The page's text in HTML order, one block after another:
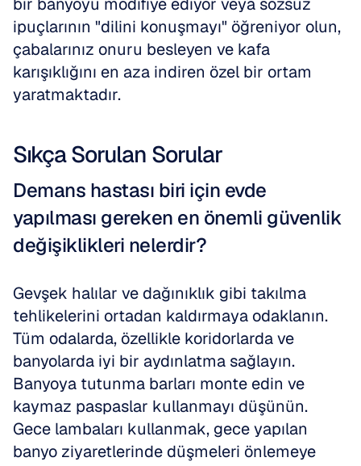
ipuçlarının "dilini konuşmayı" öğreniyor olun,
çabalarınız onuru besleyen ve kafa
karışıklığını en aza indiren özel bir ortam
yaratmaktadır.
Sıkça Sorulan Sorular
Demans hastası biri için evde
yapılması gereken en önemli güvenlik
değişiklikleri nelerdir?
Gevşek halılar ve dağınıklık gibi takılma
tehlikelerini ortadan kaldırmaya odaklanın.
Tüm odalarda, özellikle koridorlarda ve
banyolarda iyi bir aydınlatma sağlayın.
Banyoya tutunma barları monte edin ve
kaymaz paspaslar kullanmayı düşünün.
Gece lambaları kullanmak, gece yapılan
banyo ziyaretlerinde düşmeleri önlemeye